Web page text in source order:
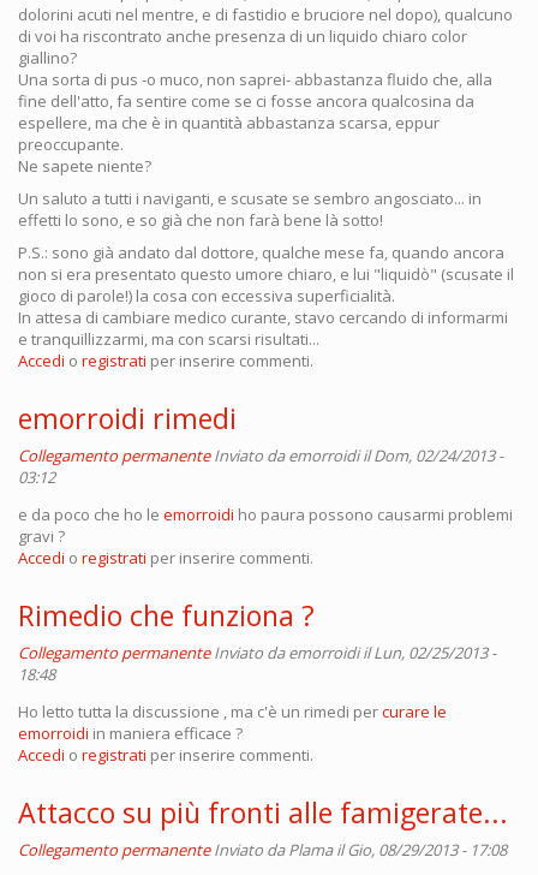
dolorini acuti nel mentre, e di fastidio e bruciore nel dopo), qualcuno
di voi ha riscontrato anche presenza di un liquido chiaro color
giallino?
Una sorta di pus -o muco, non saprei- abbastanza fluido che, alla
fine dell'atto, fa sentire come se ci fosse ancora qualcosina da
espellere, ma che è in quantità abbastanza scarsa, eppur
preoccupante.
Ne sapete niente?
Un saluto a tutti i naviganti, e scusate se sembro angosciato... in
effetti lo sono, e so già che non farà bene là sotto!
P.S.: sono già andato dal dottore, qualche mese fa, quando ancora
non si era presentato questo umore chiaro, e lui "liquidò" (scusate il
gioco di parole!) la cosa con eccessiva superficialità.
In attesa di cambiare medico curante, stavo cercando di informarmi
e tranquillizzarmi, ma con scarsi risultati...
Accedi o registrati per inserire commenti.
emorroidi rimedi
Collegamento permanente Inviato daemorroidiil Dom, 02/24/2013 -
03:12
e da poco che ho le emorroidi ho paura possono causarmi problemi
gravi ?
Accedi o registrati per inserire commenti.
Rimedio che funziona ?
Collegamento permanente Inviato daemorroidiil Lun, 02/25/2013 -
18:48
Ho letto tutta la discussione , ma c'è un rimedi percurare le
emorroidi in maniera efficace ?
Accedi o registrati per inserire commenti.
Attacco su più fronti alle famigerate...
Collegamento permanente Inviato daPlamail Gio, 08/29/2013 - 17:08